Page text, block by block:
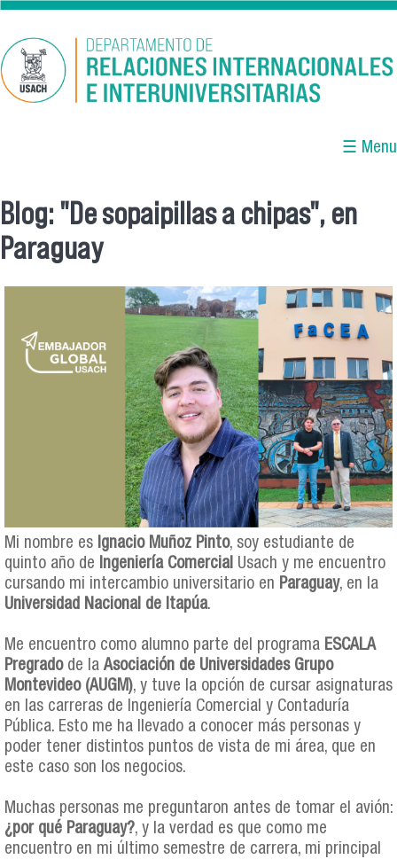
Pasar al contenido principal
☰ Menu
Se encuentra usted aquí
Blog: "De sopaipillas a chipas", en
Paraguay
Mi nombre es Ignacio Muñoz Pinto, soy estudiante de
quinto año de Ingeniería Comercial Usach y me encuentro
cursando mi intercambio universitario en Paraguay, en la
Universidad Nacional de Itapúa.
Me encuentro como alumno parte del programa ESCALA
Pregradode la Asociación de Universidades Grupo
Montevideo (AUGM), y tuve la opción de cursar asignaturas
en las carreras de Ingeniería Comercial y Contaduría
Pública. Esto me ha llevado a conocer más personas y
poder tener distintos puntos de vista de mi área, que en
este caso son los negocios.
Muchas personas me preguntaron antes de tomar el avión:
¿por qué Paraguay?, y la verdad es que como me
encuentro en mi último semestre de carrera, mi principal